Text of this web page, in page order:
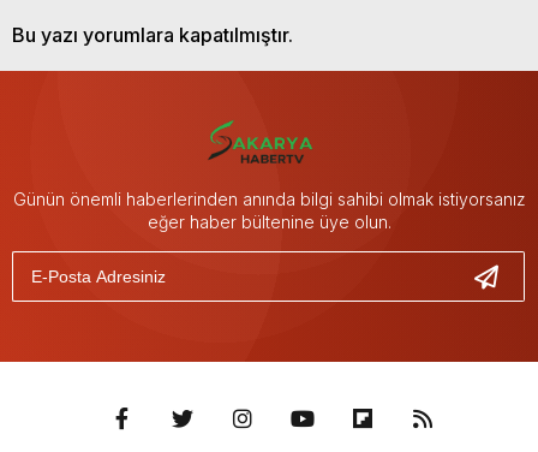
Bu yazı yorumlara kapatılmıştır.
Günün önemli haberlerinden anında bilgi sahibi olmak istiyorsanız
eğer haber bültenine üye olun.